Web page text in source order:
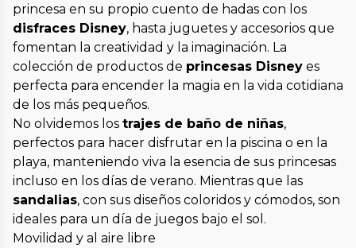
princesa en su propio cuento de hadas con los
disfraces Disney, hasta juguetes y accesorios que
fomentan la creatividad y la imaginación. La
colección de productos de princesas Disney es
perfecta para encender la magia en la vida cotidiana
de los más pequeños.
No olvidemos los trajes de baño de niñas,
perfectos para hacer disfrutar en la piscina o en la
playa, manteniendo viva la esencia de sus princesas
incluso en los días de verano. Mientras que las
sandalias, con sus diseños coloridos y cómodos, son
ideales para un día de juegos bajo el sol.
Movilidad y al aire libre